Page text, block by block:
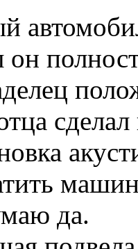
он
сделал
да.